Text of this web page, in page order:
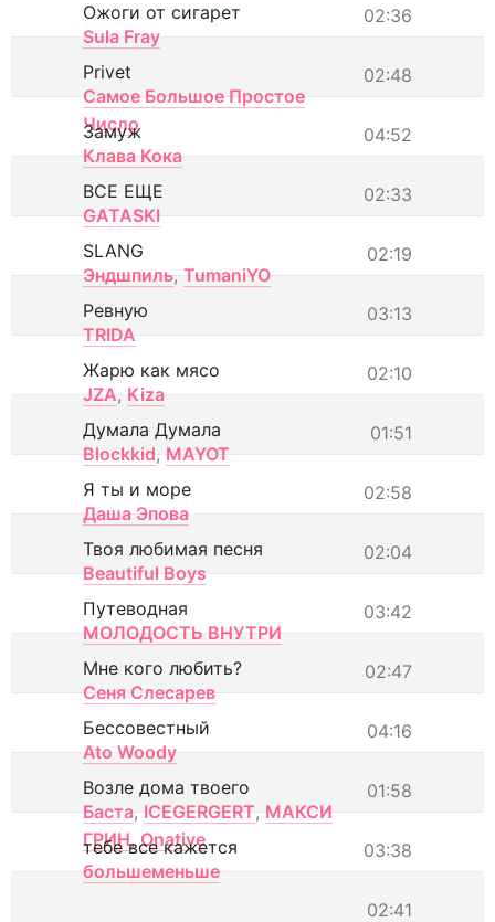
02:36
Ожоги от сигарет
Sula Fray
02:48
Privet
Самое Большое Простое
Число
04:52
Замуж
Клава Кока
02:33
ВСЕ ЕЩЕ
GATASKI
02:19
SLANG
Эндшпиль, TumaniYO
03:13
Ревную
TRIDA
02:10
Жарю как мясо
JZA, Kiza
01:51
Думала Думала
Blockkid, MAYOT
02:58
Я ты и море
Даша Эпова
02:04
Твоя любимая песня
Beautiful Boys
03:42
Путеводная
МОЛОДОСТЬ ВНУТРИ
02:47
Мне кого любить?
Сеня Слесарев
04:16
Бессовестный
Ato Woody
01:58
Возле дома твоего
Баста, ICEGERGERT, МАКСИ
ГРИН, Onative 03:38
тебе все кажется
большеменьше
02:41